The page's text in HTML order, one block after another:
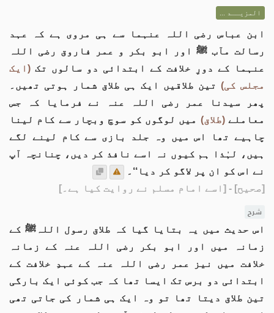
المزيــد ...
ابن عباس رضی اللہ عنہما سے ہی مروی ہے کہ عہد
رسالت مآب ﷺ اور ابو بکر و عمر فاروق رضی اللہ
عنہما کے دورِ خلافت کے ابتدائی دو سالوں تک (ایک
مجلس کی) تین طلاقیں ایک ہی طلاق شمار ہوتی تھیں۔
پھر سیدنا عمر رضی اللہ عنہ نے فرمایا کہ جس
معاملے(طلاق) میں لوگوں کو سوچ وبچار سے کام لینا
چاہیے تھا اس میں وہ جلد بازی سے کام لینے لگے
ہیں، لہٰذا ہم کیوں نہ اسے نافذ کر دیں، چنانچہ آپ
نے اس کو ان پر لاگو کر دیا‘‘۔
[صحیح] - [اسے امام مسلم نے روایت کیا ہے۔]
شرح
اس حدیث میں یہ بتایا گیا کہ طلاق رسول اللہﷺ کے
زمانہ میں اور ابو بکر رضی اللہ عنہ کے زمانہ
خلافت میں نیز عمر رضی اللہ عنہ کے عہدِ خلافت کے
ابتدائی دو برس تک ایسا تھا کہ جب کوئی ایک بارگی
تین طلاق دیتا تھا تو وہ ایک ہی شمار کی جاتی تھی